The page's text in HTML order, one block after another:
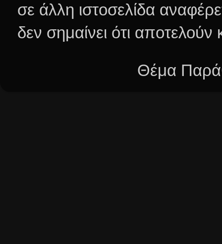
σε άλλη ιστοσελίδα
δεν σημαίνει ότι
Θέμα